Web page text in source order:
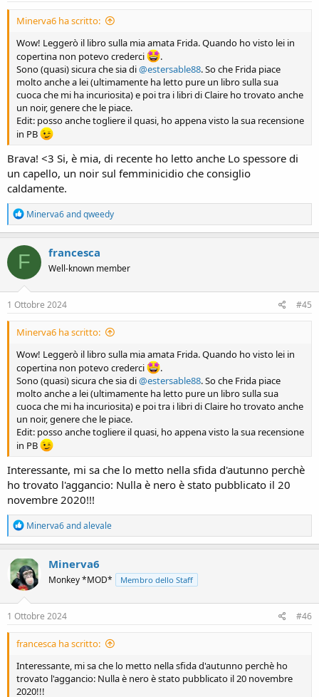
Minerva6 ha scritto:
Wow! Leggerò il libro sulla mia amata Frida. Quando ho visto lei in
copertina non potevo crederci
.
Sono (quasi) sicura che sia di@estersable88. So che Frida piace
molto anche a lei (ultimamente ha letto pure un libro sulla sua
cuoca che mi ha incuriosita) e poi tra i libri di Claire ho trovato anche
un noir, genere che le piace.
Edit: posso anche togliere il quasi, ho appena visto la sua recensione
in PB
Brava! <3 Si, è mia, di recente ho letto anche Lo spessore di
un capello, un noir sul femminicidio che consiglio
caldamente.
R
e
a
c
t
o
n
s
Minerva6andqweedy
F francesca
Well-known member
1 Ottobre 2024 #45
Minerva6 ha scritto:
Wow! Leggerò il libro sulla mia amata Frida. Quando ho visto lei in
copertina non potevo crederci
.
Sono (quasi) sicura che sia di@estersable88. So che Frida piace
molto anche a lei (ultimamente ha letto pure un libro sulla sua
cuoca che mi ha incuriosita) e poi tra i libri di Claire ho trovato anche
un noir, genere che le piace.
Edit: posso anche togliere il quasi, ho appena visto la sua recensione
in PB
Interessante, mi sa che lo metto nella sfida d'autunno perchè
ho trovato l'aggancio: Nulla è nero è stato pubblicato il 20
novembre 2020!!!
R
e
a
c
t
i
o
n
s
Minerva6andalevale
Minerva6
Monkey *MOD* Membro dello Staff
1 Ottobre 2024 #46
francesca ha scritto:
Interessante, mi sa che lo metto nella sfida d'autunno perchè ho
trovato l'aggancio: Nulla è nero è stato pubblicato il 20 novembre
2020!!!